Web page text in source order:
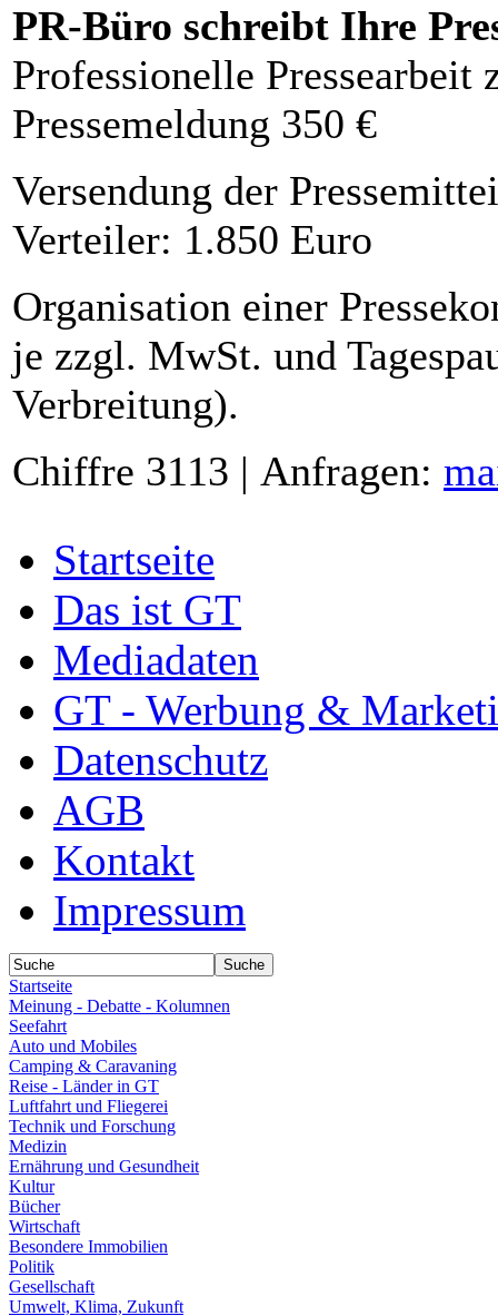
PR-Büro schreibt Ihre
Professionelle Pressearbeit
Pressemeldung 350 €
Versendung der
Verteiler: 1.850 Euro
Organisation einer
je zzgl. MwSt. und
Verbreitung).
Chiffre 3113 | Anfragen:
Startseite
Das ist GT
Mediadaten
GT - Werbung &
Datenschutz
AGB
Kontakt
Impressum
Startseite
Meinung - Debatte - Kolumnen
Seefahrt
Auto und Mobiles
Camping & Caravaning
Reise - Länder in GT
Luftfahrt und Fliegerei
Technik und Forschung
Medizin
Ernährung und Gesundheit
Kultur
Bücher
Wirtschaft
Besondere Immobilien
Politik
Gesellschaft
Umwelt, Klima, Zukunft